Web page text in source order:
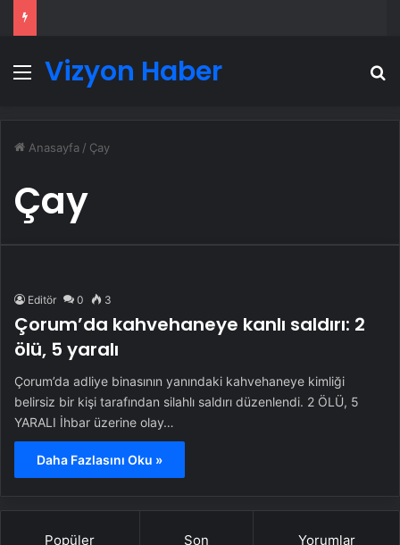
Menü
Vizyon Haber
Anasayfa / Çay
Çay
Editör 0 3
Çorum’da kahvehaneye kanlı saldırı: 2
ölü, 5 yaralı
Çorum’da adliye binasının yanındaki kahvehaneye kimliği
belirsiz bir kişi tarafından silahlı saldırı düzenlendi. 2 ÖLÜ, 5
YARALI İhbar üzerine olay…
Daha Fazlasını Oku »
Popüler Son Yorumlar